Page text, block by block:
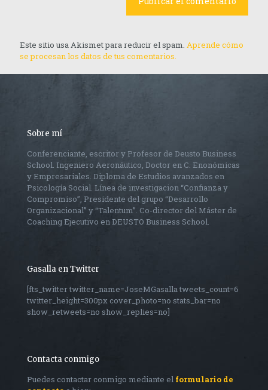
Este sitio usa Akismet para reducir el spam. Aprende cómo
se procesan los datos de tus comentarios.
Sobre mí
Conferenciante, escritor y Profesor de Deusto Business
School. Ingeniero Aeronáutico, Doctor en C. Enonómicas
y Empresariales. Diploma de Estudios avanzados en
Psicología Social. Línea de investigacion “Confianza y
Compromiso”, Presidente del grupo “Desarrollo
Organizacional” y “Talentum”. Co-director del Máster de
Coaching Ejecutivo en DEUSTO Business School.
Gasalla en Twitter
[fts_twitter twitter_name=JoseMGasalla tweets_count=6
twitter_height=300px cover_photo=no stats_bar=no
show_retweets=no show_replies=no]
Contacta conmigo
Puedes contactar conmigo mediante el formulario de